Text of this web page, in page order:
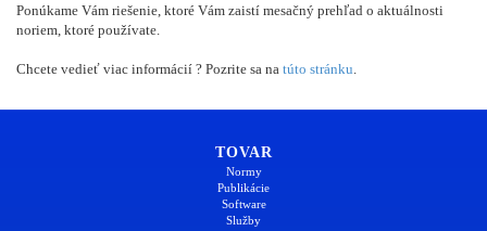
Ponúkame Vám riešenie, ktoré Vám zaistí mesačný prehľad o aktuálnosti
noriem, ktoré používate.
Chcete vedieť viac informácií ? Pozrite sa na túto stránku
TOVAR
Normy
Publikácie
Software
Služby